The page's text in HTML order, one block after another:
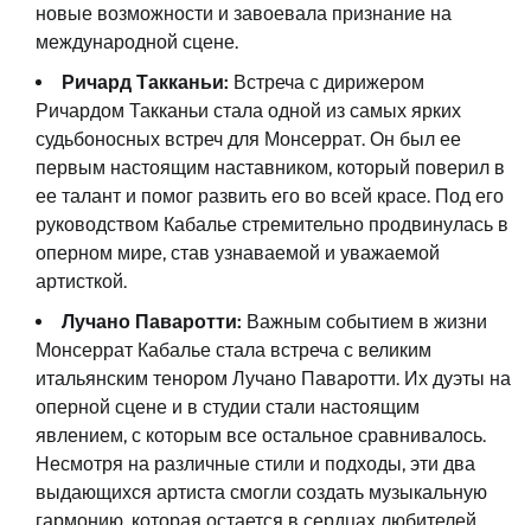
новые возможности и завоевала признание на
международной сцене.
Ричард Такканьи: Встреча с дирижером
Ричардом Такканьи стала одной из самых ярких
судьбоносных встреч для Монсеррат. Он был ее
первым настоящим наставником, который поверил в
ее талант и помог развить его во всей красе. Под его
руководством Кабалье стремительно продвинулась в
оперном мире, став узнаваемой и уважаемой
артисткой.
Лучано Паваротти: Важным событием в жизни
Монсеррат Кабалье стала встреча с великим
итальянским тенором Лучано Паваротти. Их дуэты на
оперной сцене и в студии стали настоящим
явлением, с которым все остальное сравнивалось.
Несмотря на различные стили и подходы, эти два
выдающихся артиста смогли создать музыкальную